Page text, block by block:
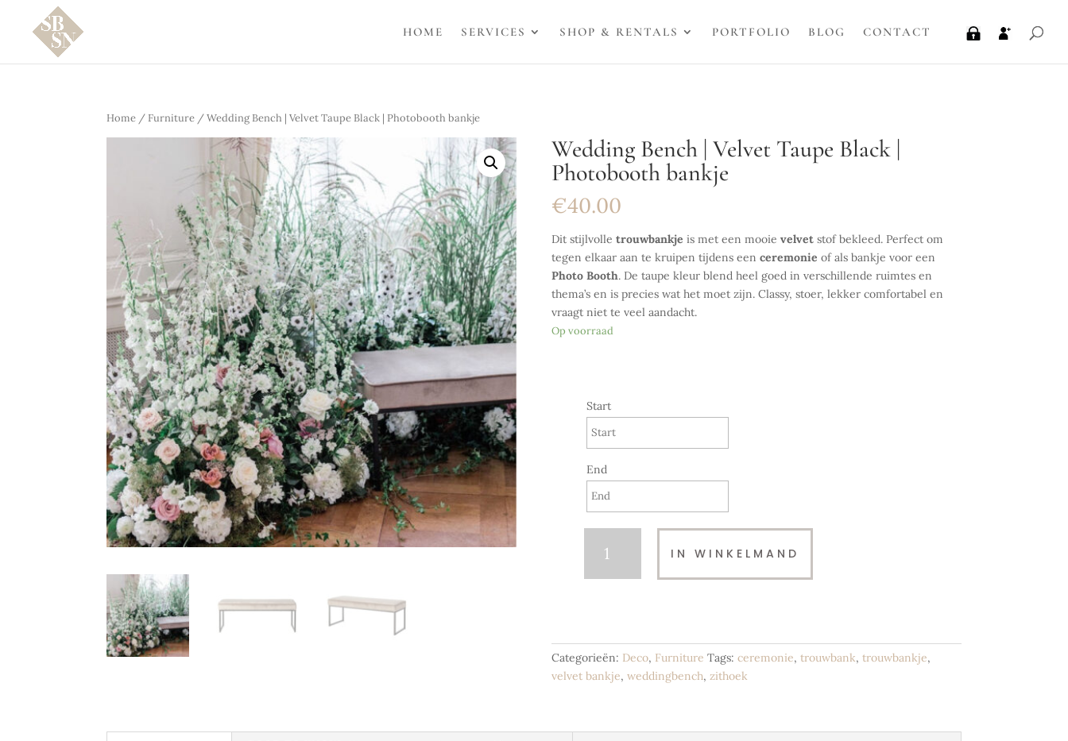
HOME SERVICES SHOP & RENTALS PORTFOLIO BLOG CONTACT
Home / Furniture / Wedding Bench | Velvet Taupe Black | Photobooth bankje
Wedding Bench | Velvet Taupe Black |
Photobooth bankje
€40.00
Dit stijlvolle trouwbankje is met een mooie velvetstof bekleed. Perfect om
tegen elkaar aan te kruipen tijdens een ceremonie of als bankje voor een
Photo Booth. De taupe kleur blend heel goed in verschillende ruimtes en
thema’s en is precies wat het moet zijn. Classy, stoer, lekker comfortabel en
vraagt niet te veel aandacht.
Op voorraad
Start
End
Bench
|
Photobooth
bankje
IN WINKELMAND
Categorieën: Deco, Furniture Tags: ceremonie, trouwbank, trouwbankje,
velvet bankje, weddingbench, zithoek